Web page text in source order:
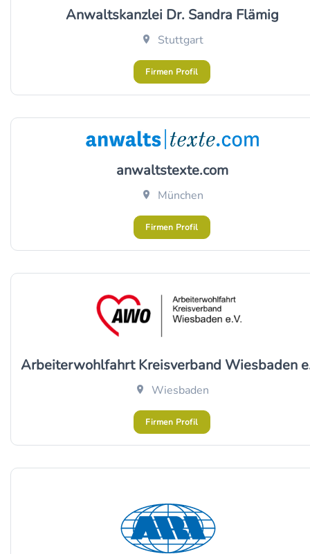
Anwaltskanzlei Dr. Sandra Flämig
Stuttgart
Firmen Profil
anwaltstexte.com
München
Firmen Profil
Arbeiterwohlfahrt Kreisverband Wiesbaden
Wiesbaden
Firmen Profil